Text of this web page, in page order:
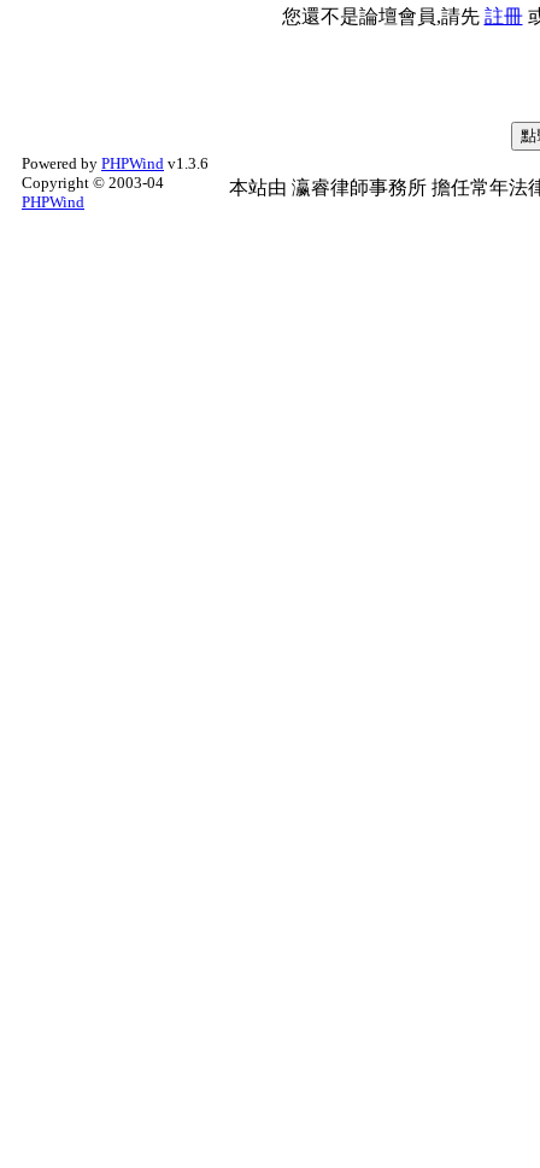
您還不是論壇會員,請先 註冊
Powered by PHPWind v1.3.6
Copyright © 2003-04
PHPWind
本站由 瀛睿律師事務所 擔任常年法